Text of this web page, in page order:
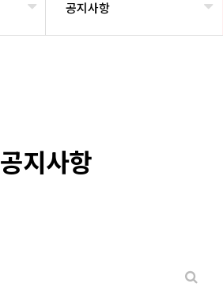
공지사항
공지사항